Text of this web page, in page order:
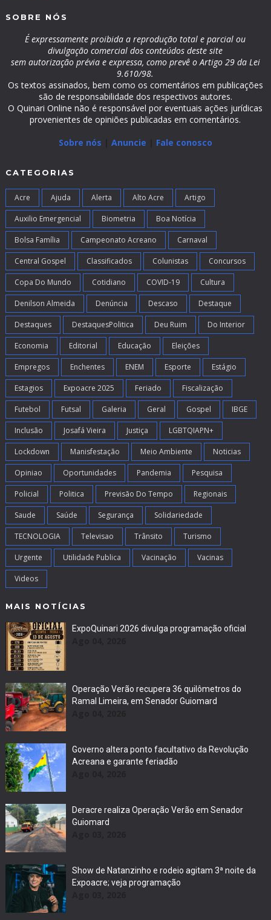
SOBRE NÓS
É expressamente proibida a reprodução total e parcial ou
divulgação comercial dos conteúdos deste site
sem autorização prévia e expressa, como prevê o Artigo 29 da Lei
9.610/98.
Os textos assinados, bem como os comentários em publicações
são de responsabilidade dos respectivos autores.
O Quinari Online não é responsável por eventuais ações jurídicas
provenientes de opiniões publicadas em comentários.
Sobre nós
Anuncie Fale conosco
CATEGORIAS
Acre Ajuda Alerta Alto Acre Artigo
Auxilio Emergencial Biometria Boa Notícia
Bolsa Família Campeonato Acreano Carnaval
Central Gospel Classificados Colunistas Concursos
Copa Do Mundo Cotidiano COVID-19 Cultura
Denilson Almeida Denúncia Descaso Destaque
Destaques DestaquesPolitica Deu Ruim Do Interior
Economia Editorial Educação Eleições
Empregos Enchentes ENEM Esporte Estágio
Estagios Expoacre 2025 Feriado Fiscalização
Futebol Futsal Galeria Geral Gospel IBGE
Inclusão Josafá Vieira Justiça LGBTQIAPN+
Lockdown Manisfestação Meio Ambiente Noticias
Opiniao Oportunidades Pandemia Pesquisa
Policial Politica Previsão Do Tempo Regionais
Saude Saúde Segurança Solidariedade
TECNOLOGIA Televisao Trânsito Turismo
Urgente Utilidade Publica Vacinação Vacinas
Videos
MAIS NOTÍCIAS
ExpoQuinari 2026 divulga programação oficial
Operação Verão recupera 36 quilômetros do
Ramal Limeira, em Senador Guiomard
Governo altera ponto facultativo da Revolução
Acreana e garante feriadão
Deracre realiza Operação Verão em Senador
Guiomard
Show de Natanzinho e rodeio agitam 3ª noite da
Expoacre; veja programação